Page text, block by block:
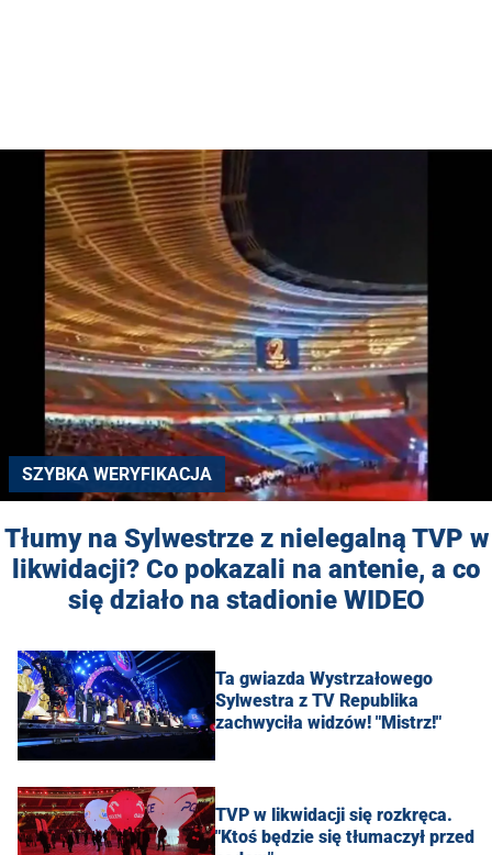
SZYBKA WERYFIKACJA
Tłumy na Sylwestrze z nielegalną TVP w
likwidacji? Co pokazali na antenie, a co
się działo na stadionie WIDEO
Ta gwiazda Wystrzałowego
Sylwestra z TV Republika
zachwyciła widzów! "Mistrz!"
TVP w likwidacji się rozkręca.
"Ktoś będzie się tłumaczył przed